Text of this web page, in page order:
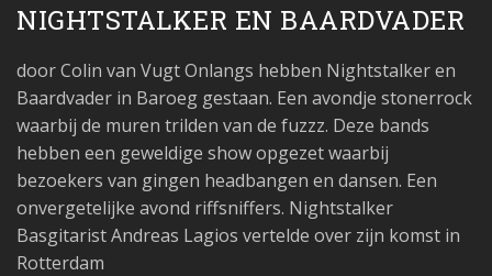
NIGHTSTALKER EN BAARDVADER
door Colin van Vugt Onlangs hebben Nightstalker en
Baardvader in Baroeg gestaan. Een avondje stonerrock
waarbij de muren trilden van de fuzzz. Deze bands
hebben een geweldige show opgezet waarbij
bezoekers van gingen headbangen en dansen. Een
onvergetelijke avond riffsniffers. Nightstalker
Basgitarist Andreas Lagios vertelde over zijn komst in
Rotterdam